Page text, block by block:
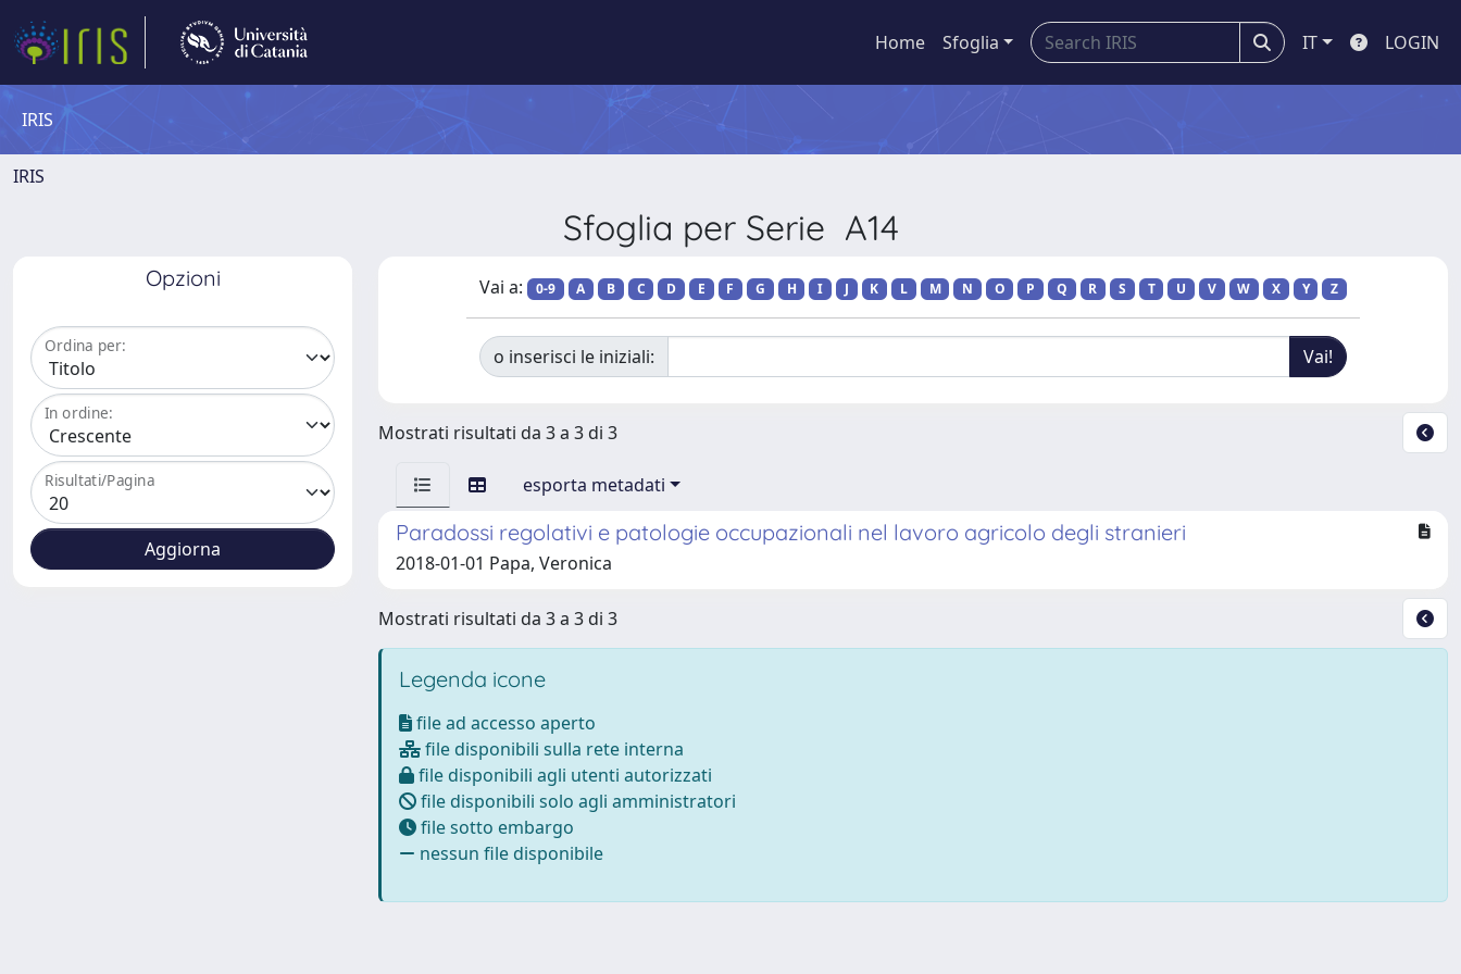
Home Sfoglia IT LOGIN
IRIS
IRIS
Sfoglia per Serie A14
Opzioni
Ordina per:
In ordine:
Risultati/Pagina
Vai a: 0-9 A B C D E F G H I J K L M N O P Q R S T U V W X Y Z
o inserisci le iniziali:
Mostrati risultati da 3 a 3 di 3
esporta metadati
Paradossi regolativi e patologie occupazionali nel lavoro agricolo degli stranieri
2018-01-01 Papa, Veronica
Mostrati risultati da 3 a 3 di 3
Legenda icone
file ad accesso aperto
file disponibili sulla rete interna
file disponibili agli utenti autorizzati
file disponibili solo agli amministratori
file sotto embargo
nessun file disponibile